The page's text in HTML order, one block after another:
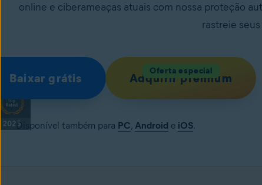
online e ciberameaças atuais com nossa proteção
rastreie
Baixar grátis Adquirir premium
Oferta especial
Disponível também para PC, Android e iOS.